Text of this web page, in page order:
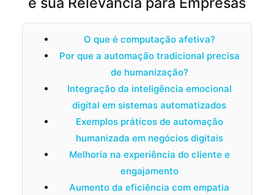
O que é computação afetiva?
Por que a automação tradicional precisa
de humanização?
Integração da inteligência emocional
digital em sistemas automatizados
Exemplos práticos de automação
humanizada em negócios digitais
Melhoria na experiência do cliente e
engajamento
Aumento da eficiência com empatia